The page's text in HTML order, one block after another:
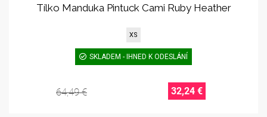
Tílko Manduka Pintuck Cami Ruby Heather
XS
SKLADEM - IHNED K ODESLÁNÍ
64,49 € 32,24 €